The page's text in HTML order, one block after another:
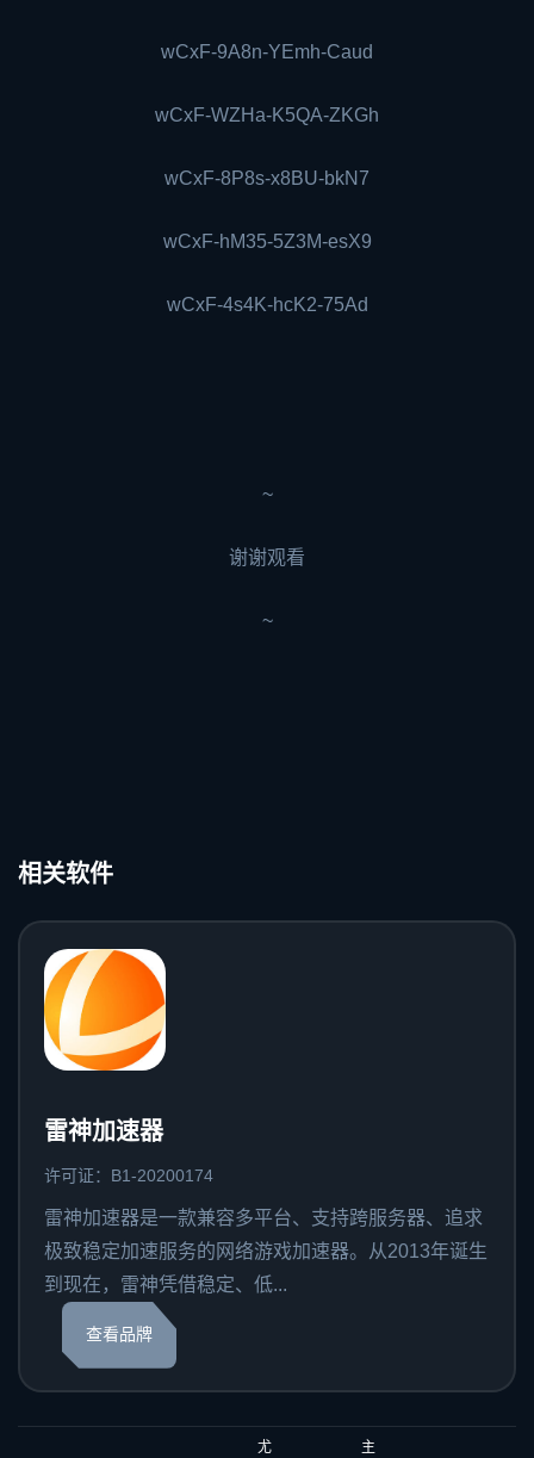
wCxF-9A8n-YEmh-Caud
wCxF-WZHa-K5QA-ZKGh
wCxF-8P8s-x8BU-bkN7
wCxF-hM35-5Z3M-esX9
wCxF-4s4K-hcK2-75Ad
~
谢谢观看
~
相关软件
雷神加速器
许可证：B1-20200174
雷神加速器是一款兼容多平台、支持跨服务器、追求
极致稳定加速服务的网络游戏加速器。从2013年诞生
到现在，雷神凭借稳定、低...
查看品牌
尤
主